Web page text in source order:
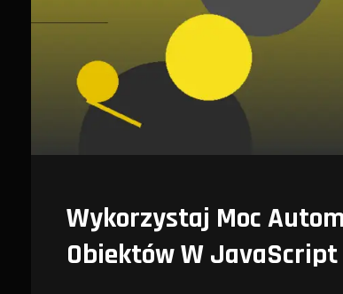
Wykorzystaj Moc
Obiektów W JavaScript